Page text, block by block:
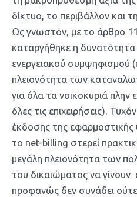
δίκτυο, το περιβάλλον και
Ως γνωστόν, με το άρθρο
καταργήθηκε η
ενεργειακού συμψηφισμού
πλειονότητα των
για όλα τα νοικοκυριά
όλες τις επιχειρήσεις).
έκδοσης της εφαρμοστικής
το net-billing στερεί
μεγάλη πλειονότητα των
του δικαιώματος να
προφανώς δεν συνάδει